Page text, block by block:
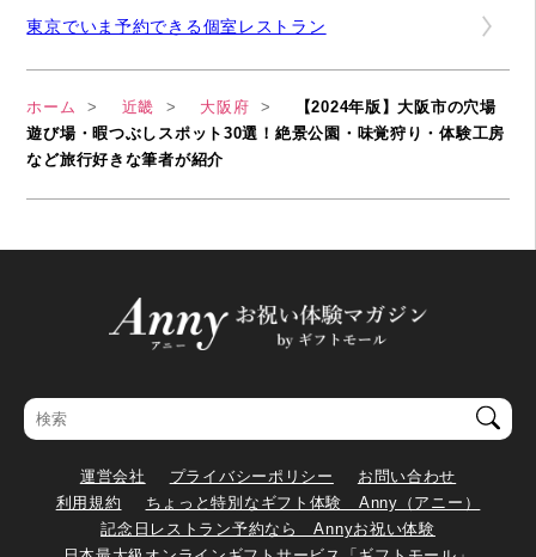
東京でいま予約できる個室レストラン
ホーム 近畿 大阪府
【2024年版】大阪市の穴場
遊び場・暇つぶしスポット30選！絶景公園・味覚狩り・体験工房
など旅行好きな筆者が紹介
運営会社 プライバシーポリシー
お問い合わせ
利用規約
ちょっと特別なギフト体験 Anny（アニー）
記念日レストラン予約なら Annyお祝い体験